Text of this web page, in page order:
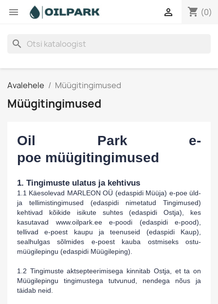
 shopping_cart (0)

search
Avalehele Müügitingimused
Müügitingimused
Oil Park e-
poe müügitingimused
1. Tingimuste ulatus ja kehtivus
1.1 Käesolevad MARLEON OÜ (edaspidi Müüja) e-poe üld-
ja tellimistingimused (edaspidi nimetatud Tingimused)
kehtivad kõikide isikute suhtes (edaspidi Ostja), kes
kasutavad www.oilpark.ee e-poodi (edaspidi e-pood),
tellivad e-poest kaupu ja teenuseid (edaspidi Kaup),
sealhulgas sõlmides e-poest kauba ostmiseks ostu-
müügilepingu (edaspidi Müügileping).
1.2 Tingimuste aktsepteerimisega kinnitab Ostja, et ta on
Müügilepingu tingimustega tutvunud, nendega nõus ja
täidab neid.